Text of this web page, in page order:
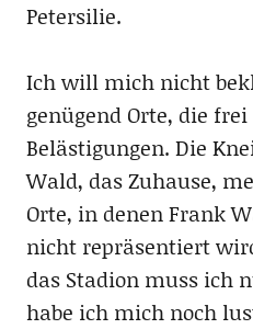
Petersilie.
Ich will mich nicht
genügend Orte, die
Belästigungen. Die
Wald, das Zuhause,
Orte, in denen Frank
nicht repräsentiert
das Stadion muss ich
habe ich mich noch